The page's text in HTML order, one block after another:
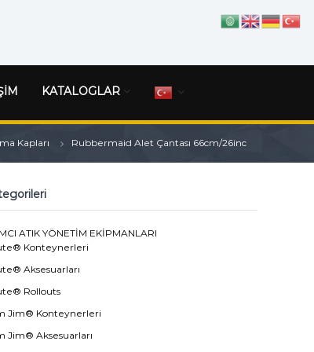
KATALOGLAR
Kapları Rubbermaid Alet Çantası 66cm/26inc
ATIK YÖNETİM EKİPMANLARI
Konteynerleri
Aksesuarları
Rollouts
Jim® Konteynerleri
Jim® Aksesuarları